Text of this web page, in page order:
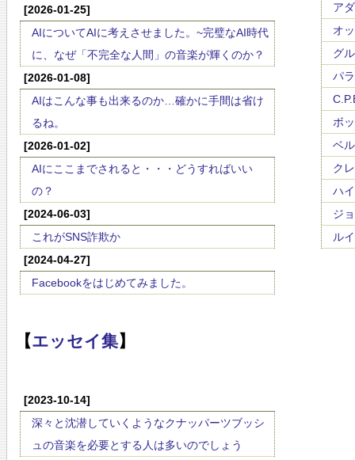
[2026-01-25]
AIについてAIに考えさせました。~完璧なAI時代
に、なぜ「不完全な人間」の音楽が輝くのか？
[2026-01-08]
AIはこんな事も出来るのか…確かに手間は省け
るね。
[2026-01-02]
AIにここまでされると・・・どうすればいい
の？
[2024-06-03]
これがSNS詐欺か
[2024-04-27]
Facebookをはじめてみました。
【エッセイ集】
[2023-10-14]
深々と沈潜していくようなクナッパーツブッシ
ュの音楽を必要とする人は多いのでしょう
ア
オ
グ
パ
ボ
ベ
ク
ハ
ジ
ル